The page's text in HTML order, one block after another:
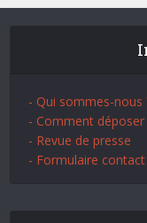
- Qui sommes-nous
- Comment
- Revue de presse
- Formulaire contact